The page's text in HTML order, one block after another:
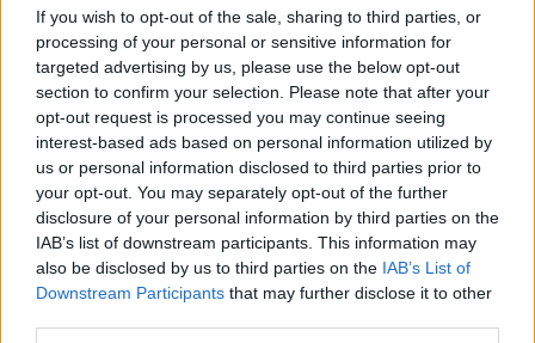
If you wish to opt-out of the sale, sharing to third parties, or
processing of your personal or sensitive information for
targeted advertising by us, please use the below opt-out
section to confirm your selection. Please note that after your
opt-out request is processed you may continue seeing
interest-based ads based on personal information utilized by
us or personal information disclosed to third parties prior to
your opt-out. You may separately opt-out of the further
disclosure of your personal information by third parties on the
IAB’s list of downstream participants. This information may
also be disclosed by us to third parties on the IAB’s List of
Downstream Participants that may further disclose it to other
Jön még kép!